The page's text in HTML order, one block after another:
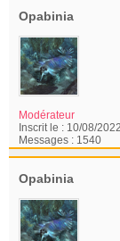
Opabinia
Modérateur
Inscrit le : 10/08/2022
Messages : 1540
Opabinia